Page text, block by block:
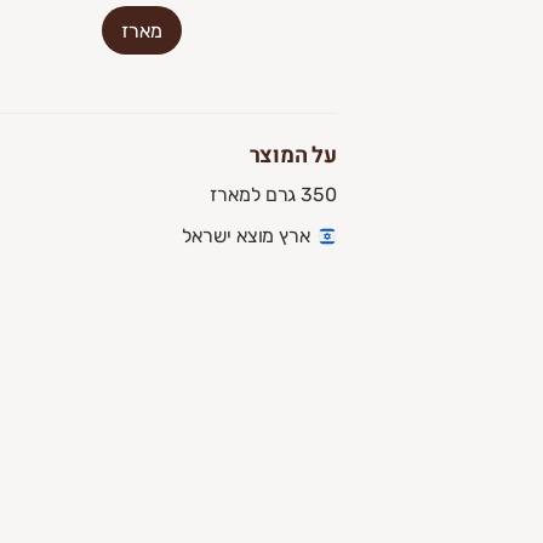
מארז
על המוצר
350 גרם למארז
ארץ מוצא ישראל